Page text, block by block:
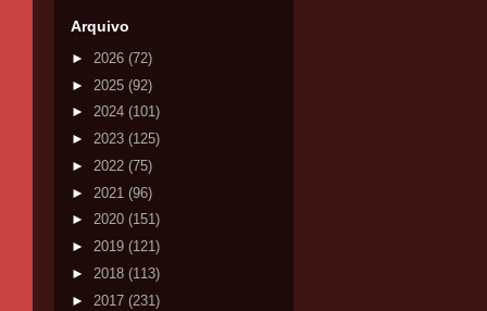
Arquivo
► 2026 (72)
► 2025 (92)
► 2024 (101)
► 2023 (125)
► 2022 (75)
► 2021 (96)
► 2020 (151)
► 2019 (121)
► 2018 (113)
► 2017 (231)